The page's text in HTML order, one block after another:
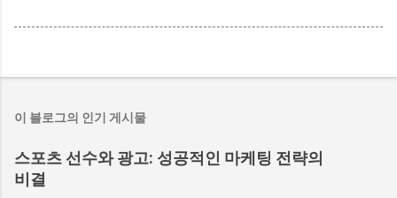
이 블로그의 인기 게시물
스포츠 선수와 광고: 성공적인 마케팅 전략의
비결